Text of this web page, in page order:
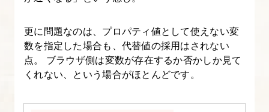
更に問題なのは、プロパティ値として使えない変
数を指定した場合も、代替値の採用はされない
点。 ブラウザ側は変数が存在するか否かしか見て
くれない、という場合がほとんどです。